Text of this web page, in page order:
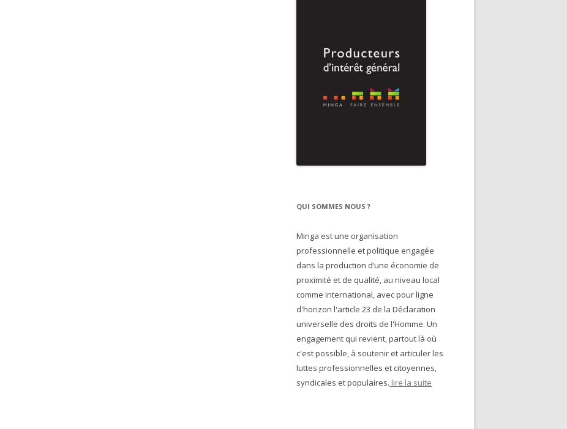
QUI SOMMES NOUS ?
Minga est une organisation
professionnelle et politique engagée
dans la production d’une économie de
proximité et de qualité, au niveau local
comme international, avec pour ligne
d'horizon l'article 23 de la Déclaration
universelle des droits de l'Homme. Un
engagement qui revient, partout là où
c'est possible, à soutenir et articuler les
luttes professionnelles et citoyennes,
syndicales et populaires. lire la suite